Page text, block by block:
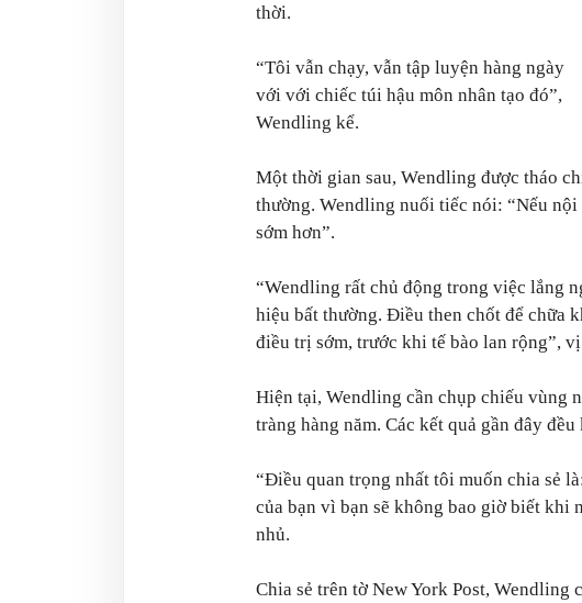
thời.
“Tôi vẫn chạy, vẫn tập luyện hàng ngày
với với chiếc túi hậu môn nhân tạo đó”,
Wendling kể.
Một thời gian sau, Wendling được tháo
thường. Wendling nuối tiếc nói: “Nếu nội
sớm hơn”.
“Wendling rất chủ động trong việc lắng
hiệu bất thường. Điều then chốt để chữa
điều trị sớm, trước khi tế bào lan rộng”,
Hiện tại, Wendling cần chụp chiếu vùng
tràng hàng năm. Các kết quả gần đây đều
“Điều quan trọng nhất tôi muốn chia sẻ
của bạn vì bạn sẽ không bao giờ biết khi
nhủ.
Chia sẻ trên tờ New York Post, Wendling